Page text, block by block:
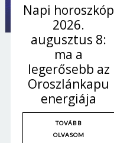
Napi horoszkóp
2026.
augusztus 8:
ma a
legerősebb az
Oroszlánkapu
energiája
TOVÁBB
OLVASOM